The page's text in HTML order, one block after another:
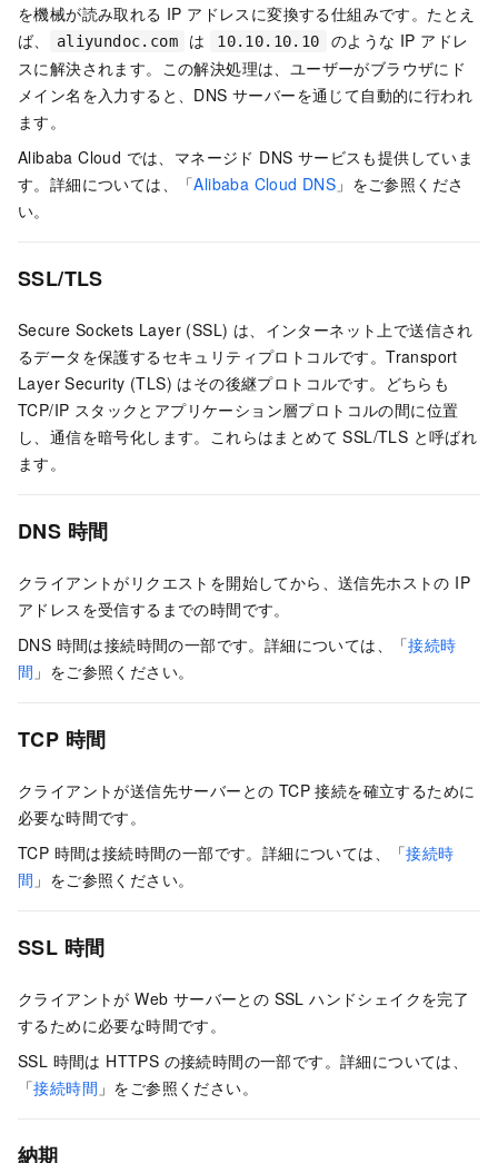
を機械が読み取れる IP アドレスに変換する仕組みです。たとえ
ば、
aliyundoc.com は 10.10.10.10
のような IP アドレ
スに解決されます。この解決処理は、ユーザーがブラウザにド
メイン名を入力すると、DNS サーバーを通じて自動的に行われ
ます。
Alibaba Cloud では、マネージド DNS サービスも提供していま
す。詳細については、「Alibaba Cloud DNS 」をご参照くださ
い。
SSL/TLS
Secure Sockets Layer (SSL) は、インターネット上で送信され
るデータを保護するセキュリティプロトコルです。Transport
Layer Security (TLS) はその後継プロトコルです。どちらも
TCP/IP スタックとアプリケーション層プロトコルの間に位置
し、通信を暗号化します。これらはまとめて SSL/TLS と呼ばれ
ます。
DNS 時間
クライアントがリクエストを開始してから、送信先ホストの IP
アドレスを受信するまでの時間です。
DNS 時間は接続時間の一部です。詳細については、「接続時
間 」をご参照ください。
TCP 時間
クライアントが送信先サーバーとの TCP 接続を確立するために
必要な時間です。
TCP 時間は接続時間の一部です。詳細については、「接続時
間 」をご参照ください。
SSL 時間
クライアントが Web サーバーとの SSL ハンドシェイクを完了
するために必要な時間です。
SSL 時間は HTTPS の接続時間の一部です。詳細については、
「接続時間 」をご参照ください。
納期